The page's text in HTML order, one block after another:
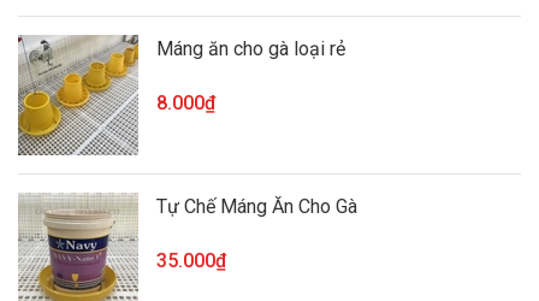
Máng ăn cho gà loại rẻ
8.000₫
Tự Chế Máng Ăn Cho Gà
35.000₫